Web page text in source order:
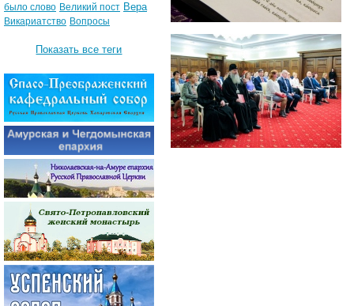
было слово Великий пост Вера
Викариатство Вопросы
Показать все теги